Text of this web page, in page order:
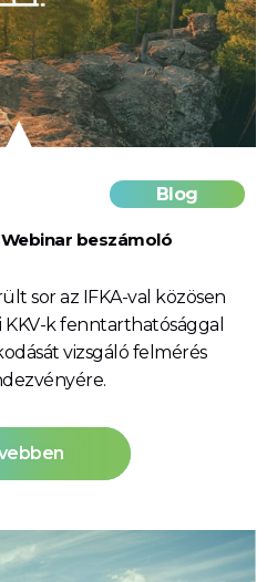
Blog
beszámoló
sor az IFKA-val közösen
k fenntarthatósággal
vizsgáló felmérés